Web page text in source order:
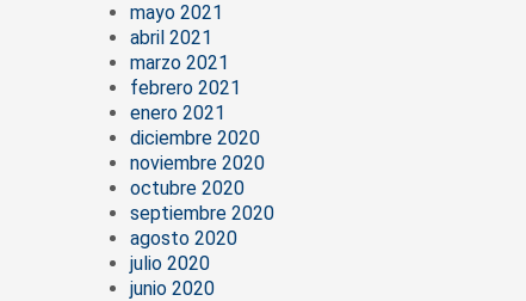
mayo 2021
abril 2021
marzo 2021
febrero 2021
enero 2021
diciembre 2020
noviembre 2020
octubre 2020
septiembre 2020
agosto 2020
julio 2020
junio 2020